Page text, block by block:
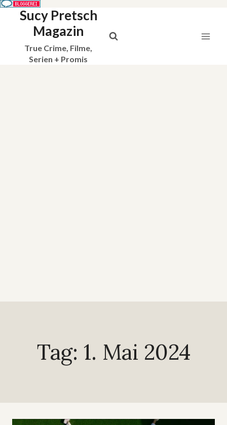
Sucy Pretsch
Magazin
True Crime, Filme,
Serien + Promis
Tag: 1. Mai 2024